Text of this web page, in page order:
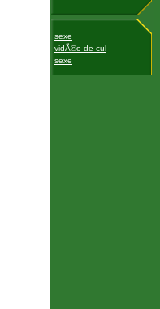
sexe
vidÃ©o de cul
sexe